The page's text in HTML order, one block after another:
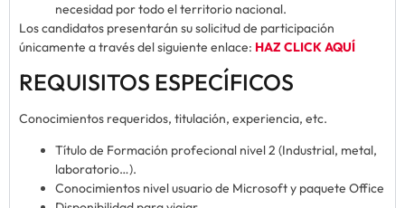
necesidad por todo el territorio nacional.
Los candidatos presentarán su solicitud de participación
únicamente a través del siguiente enlace: HAZ CLICK AQUÍ
REQUISITOS ESPECÍFICOS
Conocimientos requeridos, titulación, experiencia, etc.
Título de Formación profecional nivel 2 (Industrial, metal,
laboratorio…).
Conocimientos nivel usuario de Microsoft y paquete Office